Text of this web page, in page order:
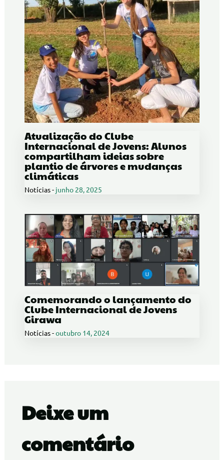
Atualização do Clube
Internacional de Jovens: Alunos
compartilham ideias sobre
plantio de árvores e mudanças
climáticas
Notícias- junho 28, 2025
Comemorando o lançamento do
Clube Internacional de Jovens
Girawa
Notícias-outubro 14, 2024
Deixe um
comentário